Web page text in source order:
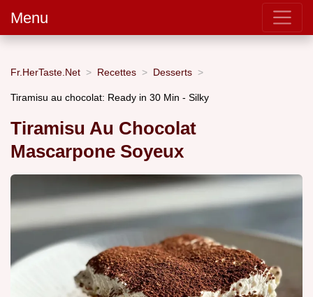
Menu
Fr.HerTaste.Net Recettes Desserts
Tiramisu au chocolat: Ready in 30 Min - Silky
Tiramisu Au Chocolat
Mascarpone Soyeux